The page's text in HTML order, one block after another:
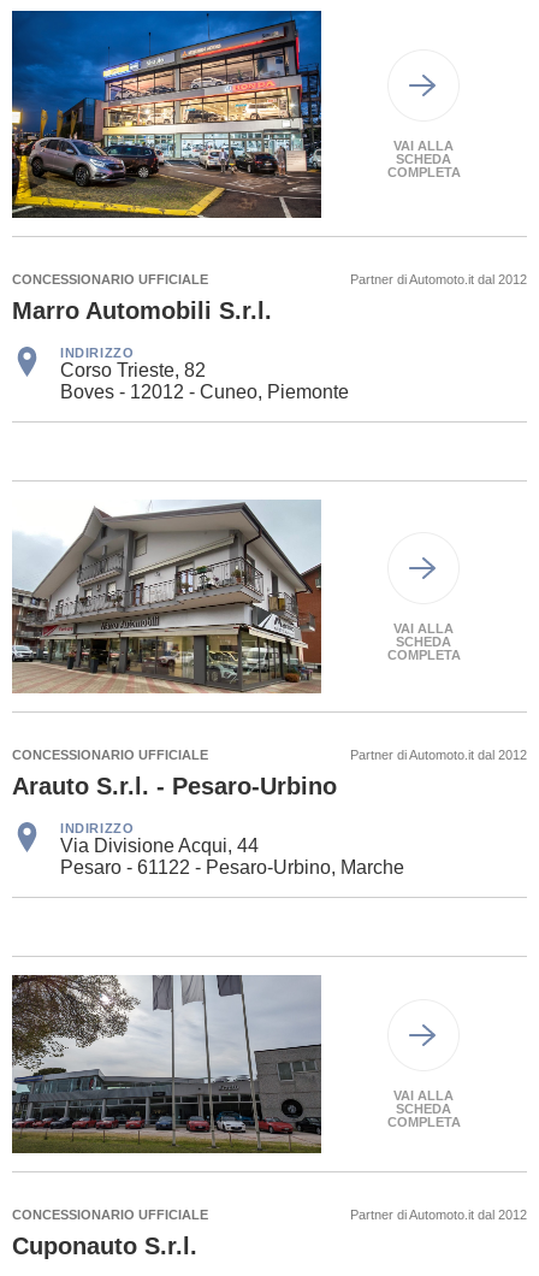
VAI ALLA
SCHEDA
COMPLETA
CONCESSIONARIO UFFICIALE Partner di Automoto.it dal 2012
Marro Automobili S.r.l.
INDIRIZZO
Corso Trieste, 82
Boves - 12012 - Cuneo, Piemonte
VAI ALLA
SCHEDA
COMPLETA
CONCESSIONARIO UFFICIALE Partner di Automoto.it dal 2012
Arauto S.r.l. - Pesaro-Urbino
INDIRIZZO
Via Divisione Acqui, 44
Pesaro - 61122 - Pesaro-Urbino, Marche
VAI ALLA
SCHEDA
COMPLETA
CONCESSIONARIO UFFICIALE Partner di Automoto.it dal 2012
Cuponauto S.r.l.